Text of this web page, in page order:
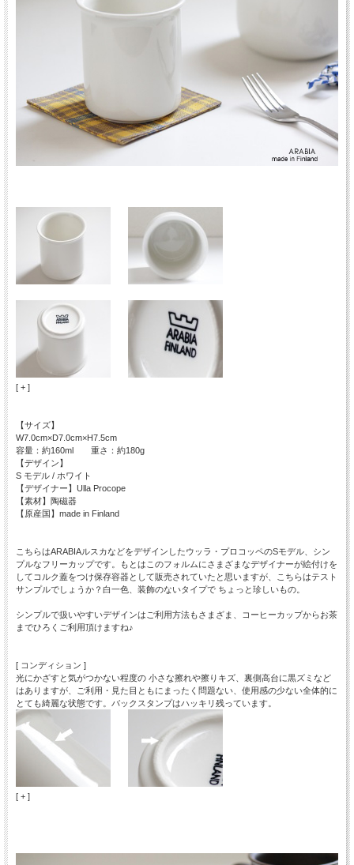
[ + ]
【サイズ】
W7.0cm×D7.0cm×H7.5cm
容量：約160ml 重さ：約180g
【デザイン】
S モデル / ホワイト
【デザイナー】Ulla Procope
【素材】陶磁器
【原産国】made in Finland
こちらはARABIAルスカなどをデザインしたウッラ・プロコッペのSモデル、シン
プルなフリーカップです。もとはこのフォルムにさまざまなデザイナーが絵付けを
してコルク蓋をつけ保存容器として販売されていたと思いますが、こちらはテスト
サンプルでしょうか？白一色、装飾のないタイプで ちょっと珍しいもの。
シンプルで扱いやすいデザインはご利用方法もさまざま、コーヒーカップからお茶
までひろくご利用頂けますね♪
[ コンディション ]
光にかざすと気がつかない程度の 小さな擦れや擦りキズ、裏側高台に黒ズミなど
はありますが、ご利用・見た目ともにまったく問題ない、使用感の少ない全体的に
とても綺麗な状態です。バックスタンプはハッキリ残っています。
[ + ]